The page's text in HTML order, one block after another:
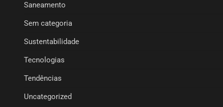
Saneamento
Sem categoria
Sustentabilidade
Tecnologias
Tendências
Uncategorized